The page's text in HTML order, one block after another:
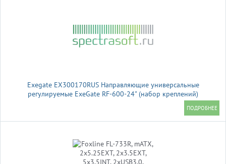
Exegate EX300170RUS Направляющие универсальные
регулируемые ExeGate RF-600-24" (набор креплений)
(продольные , высота 43 мм, длина в сложенном/раздвинутом